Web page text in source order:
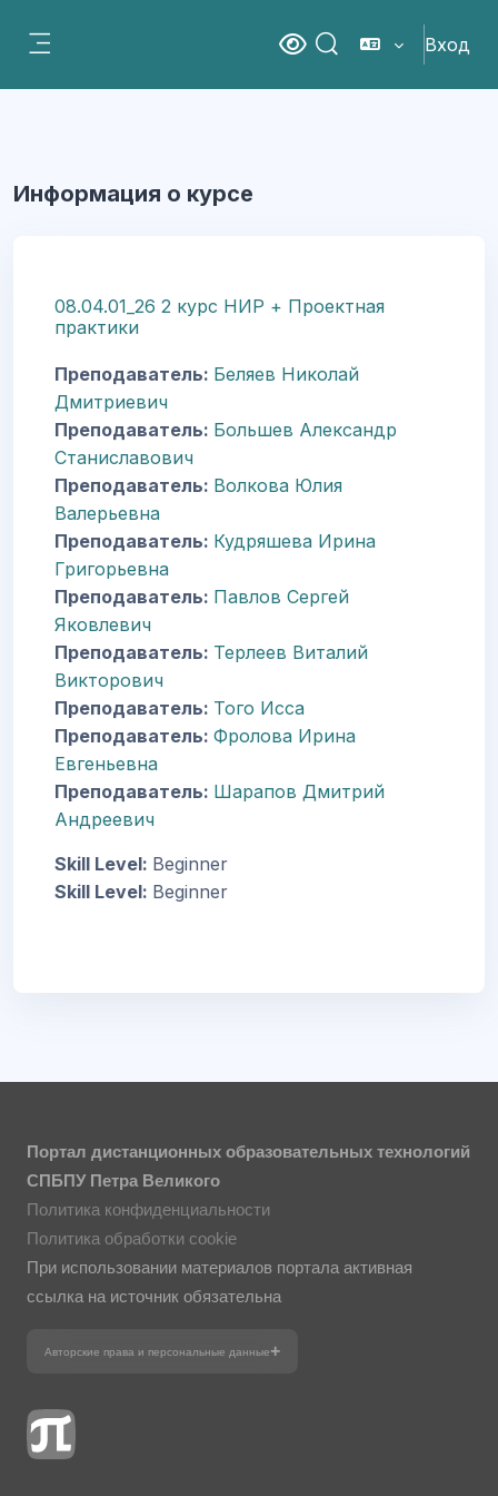
Версия для
Изменить данные
Вход
Информация о курсе
08.04.01_26 2 курс НИР + Проектная
практики
Преподаватель: Беляев Николай
Дмитриевич
Преподаватель: Большев Александр
Станиславович
Преподаватель: Волкова Юлия
Валерьевна
Преподаватель: Кудряшева Ирина
Григорьевна
Преподаватель: Павлов Сергей
Яковлевич
Преподаватель: Терлеев Виталий
Викторович
Преподаватель: Того Исса
Преподаватель: Фролова Ирина
Евгеньевна
Преподаватель: Шарапов Дмитрий
Андреевич
Skill Level: Beginner
Skill Level: Beginner
Портал дистанционных образовательных технологий
СПБПУ Петра Великого
Политика конфиденциальности
Политика обработки cookie
При использовании материалов портала активная
ссылка на источник обязательна
Авторские права и персональные данные
Фотографии размещены с согласия
о персональных данных. Согласно
гражданина», все фотоматериалы